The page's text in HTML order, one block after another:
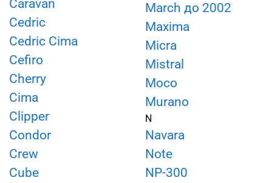
Caravan
Cedric
Cedric Cima
Cefiro
Cherry
Cima
Clipper
Condor
Crew
Cube
March до 2002
Maxima
Micra
Mistral
Moco
Murano
N
Navara
Note
NP-300